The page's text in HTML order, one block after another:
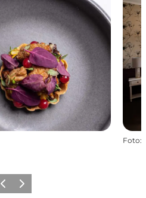
Foto:
ZurückWeiter